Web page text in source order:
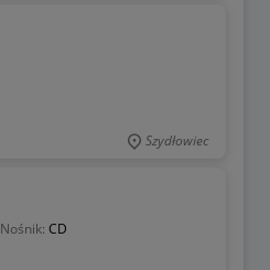
Szydłowiec
Nośnik: CD